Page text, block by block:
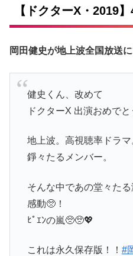
【ドクターX・2019
岡田健史が地上波全国放送
健史くん、改めて
ドクターX 出演おめで
地上波。高視聴率ドラマ
錚々たるメンバー。
そんな中であの堂々たる
感動🥺！
ﾋﾟｴﾝの嵐🥺🥺💖
これは永久保存版！！ #